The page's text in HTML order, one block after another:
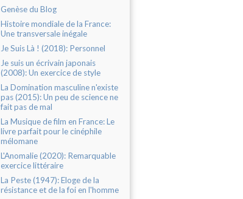
Genèse du Blog
Histoire mondiale de la France:
Une transversale inégale
Je Suis Là ! (2018): Personnel
Je suis un écrivain japonais
(2008): Un exercice de style
La Domination masculine n'existe
pas (2015): Un peu de science ne
fait pas de mal
La Musique de film en France: Le
livre parfait pour le cinéphile
mélomane
L'Anomalie (2020): Remarquable
exercice littéraire
La Peste (1947): Eloge de la
résistance et de la foi en l'homme